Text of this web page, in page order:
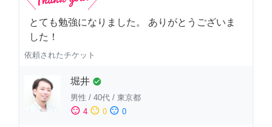
とても勉強になりました。 ありがとうございま
した！
依頼されたチケット
堀井 check_circle
男性 / 40代 / 東京都
sentiment_satisfied 4 sentiment_neutral 0 sentiment_dissatisfied 0